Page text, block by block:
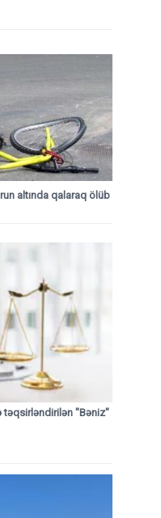
altında qalaraq ölüb
təqsirləndirilən "Bəniz"